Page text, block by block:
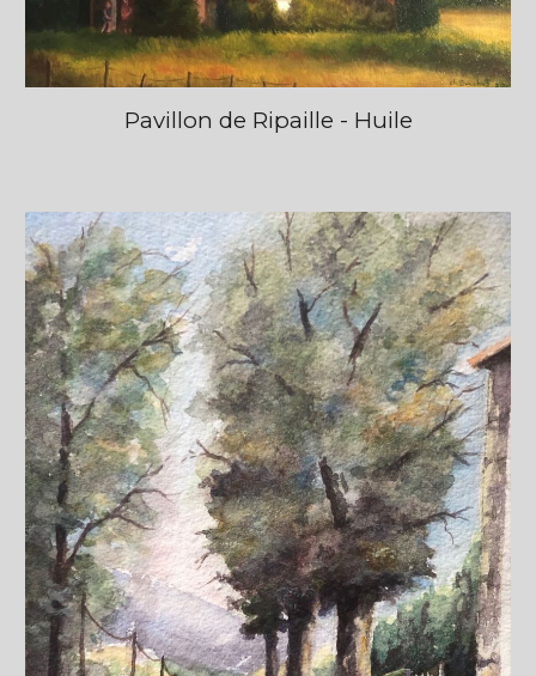
Pavillon de Ripaille - Huile